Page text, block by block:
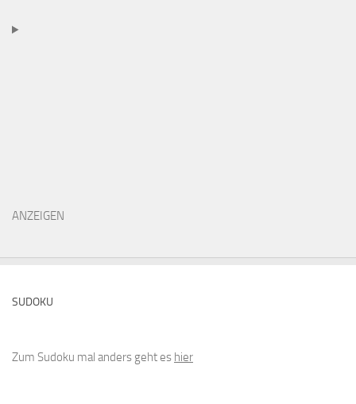
ANZEIGEN
SUDOKU
Zum Sudoku mal anders geht es hier